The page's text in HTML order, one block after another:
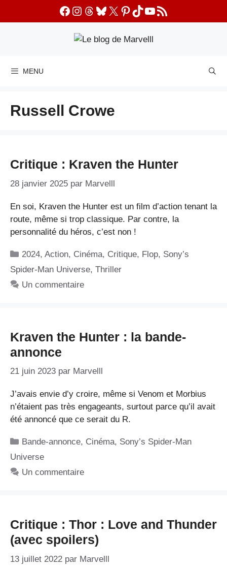
Facebook
Instagram
Threads
Bluesky
X Pinterest
TikTok
YouTube
Flux RSS
MENU
Russell Crowe
Critique : Kraven the Hunter
28 janvier 2025 par Marvelll
En soi, Kraven the Hunter est un film d’action tenant la
route, même si trop classique. Par contre, la
personnalité du héros, c’est non !
Catégories
2024,Action, Cinéma, Critique, Flop, Sony’s
Spider-Man Universe, Thriller
Un commentaire
Kraven the Hunter : la bande-
annonce
21 juin 2023 par Marvelll
J’avais envie d’y croire, même si Venom et Morbius
n’étaient pas très engageants, surtout parce qu’il avait
été annoncé que ce serait du R.
Catégories
Bande-annonce, Cinéma, Sony’s Spider-Man
Universe
Un commentaire
Critique : Thor : Love and Thunder
(avec spoilers)
13 juillet 2022 par Marvelll